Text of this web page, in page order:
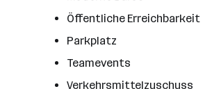
Öffentliche Erreichbarkeit
Parkplatz
Teamevents
Verkehrsmittelzuschuss